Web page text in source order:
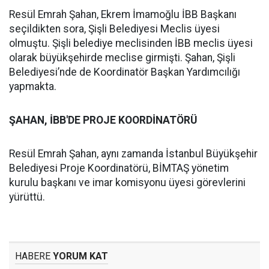
Resül Emrah Şahan, Ekrem İmamoğlu İBB Başkanı
seçildikten sora, Şişli Belediyesi Meclis üyesi
olmuştu. Şişli belediye meclisinden İBB meclis üyesi
olarak büyükşehirde meclise girmişti. Şahan, Şişli
Belediyesi’nde de Koordinatör Başkan Yardımcılığı
yapmakta.
ŞAHAN, İBB'DE PROJE KOORDİNATÖRÜ
Resül Emrah Şahan, aynı zamanda İstanbul Büyükşehir
Belediyesi Proje Koordinatörü, BİMTAŞ yönetim
kurulu başkanı ve imar komisyonu üyesi görevlerini
yürüttü.
HABERE YORUM KAT